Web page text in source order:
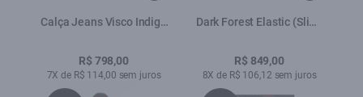
Calça Jeans Visco Indigo
Lav. Escuro C/ Rede
R$ 798,00
7X de R$ 114,00 sem juros
Dark Forest Elastic (Slim)
e Tie Dye
R$ 849,00
8X de R$ 106,12 sem juros